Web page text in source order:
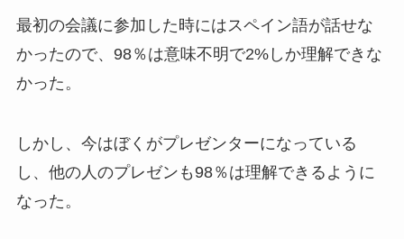
最初の会議に参加した時にはスペイン語が話せな
かったので、98％は意味不明で2%しか理解できな
かった。
しかし、今はぼくがプレゼンターになっている
し、他の人のプレゼンも98％は理解できるように
なった。